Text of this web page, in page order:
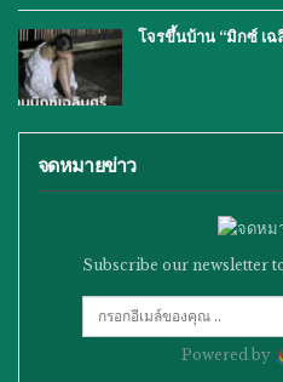
โจรขึ้นบ้าน “มิกซ์ เ
จดหมายข่าว
Subscribe our newsletter
Powered by